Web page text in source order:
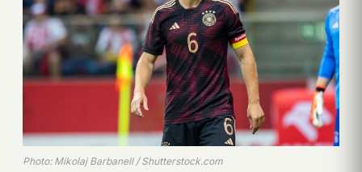
Photo: Mikolaj Barbanell / Shutterstock.com